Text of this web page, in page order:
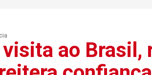
visita ao Brasil,